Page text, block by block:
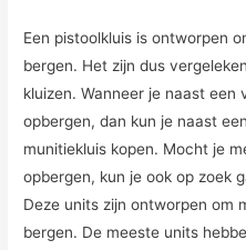
Een pistoolkluis is ontworpen
bergen. Het zijn dus
kluizen. Wanneer je naast
opbergen, dan kun je naast
munitiekluis kopen. Mocht je
opbergen, kun je ook op zoek
Deze units zijn ontworpen om
bergen. De meeste units